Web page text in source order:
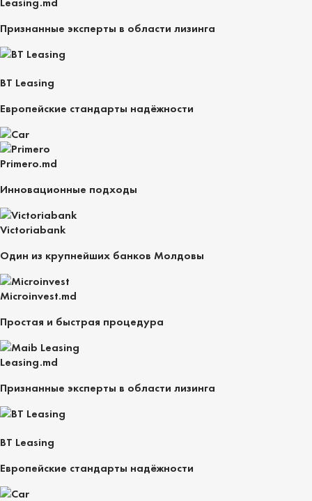
Признанные эксперты в области лизинга
BT Leasing
Европейские стандарты надёжности
Primero.md
Инновационные подходы
Victoriabank
Один из крупнейших банков Молдовы
Microinvest.md
Простая и быстрая процедура
Leasing.md
Признанные эксперты в области лизинга
BT Leasing
Европейские стандарты надёжности